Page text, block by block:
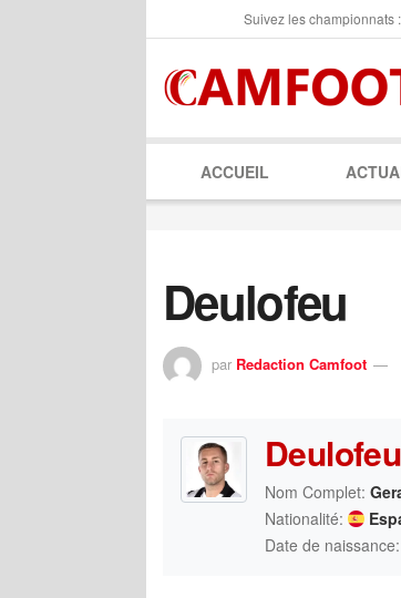
Suivez les championnats :
ACCUEIL
Deulofeu
par Redaction Camfoot
Deulofeu
Nom Complet:
Nationalité:
Date de naissance: